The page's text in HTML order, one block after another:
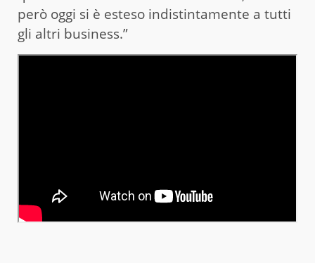
però oggi si è esteso indistintamente a tutti
gli altri business.”